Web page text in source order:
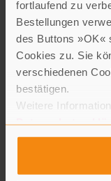
fortlaufend zu
Bestellungen
des Buttons »OK«
Cookies zu. Sie
verschiedenen
bestätigen.
Weitere
16,00 Euro
Mit biblischen
Woche für Woche
biblische Begleiterin
andere. Kurze
Möglichkeit, eigene
aufzuschreiben,
entstehen.
lassen Sie sich so